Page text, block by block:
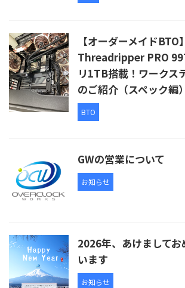
【オーダーメイドBTO
Threadripper PRO
リ1TB搭載！ワークス
のご紹介（スペック編
BTO
GWの営業について
お知らせ
2026年、あけまして
います
お知らせ